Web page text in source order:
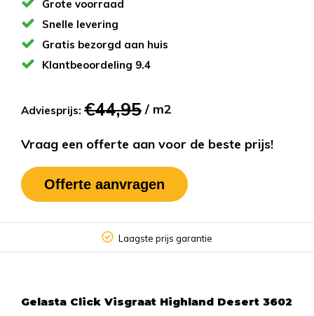
Grote voorraad
Snelle levering
Gratis bezorgd aan huis
Klantbeoordeling 9.4
Adviesprijs: €44,95 / m2
Vraag een offerte aan voor de beste prijs!
Offerte aanvragen
Laagste prijs garantie
Gelasta Click Visgraat Highland Desert 3602